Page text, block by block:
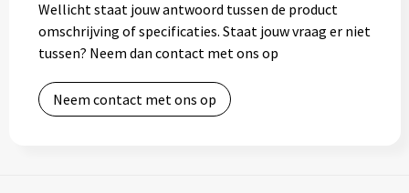
Wellicht staat jouw antwoord tussen de product
omschrijving of specificaties. Staat jouw vraag er niet
tussen? Neem dan contact met ons op
Neem contact met ons op